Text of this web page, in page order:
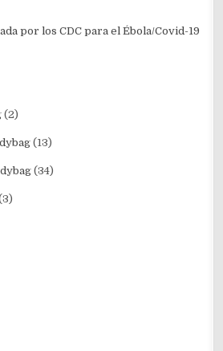
por los CDC para el Ébola/Covid-19
(2)
(13)
(34)